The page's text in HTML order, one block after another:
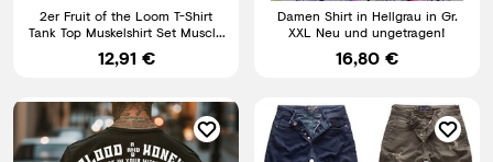
2er Fruit of the Loom T-Shirt
Tank Top Muskelshirt Set Muscle
Shirt Herren Shirt
12,91 €
Damen Shirt in Hellgrau in Gr.
XXL Neu und ungetragen!
16,80 €